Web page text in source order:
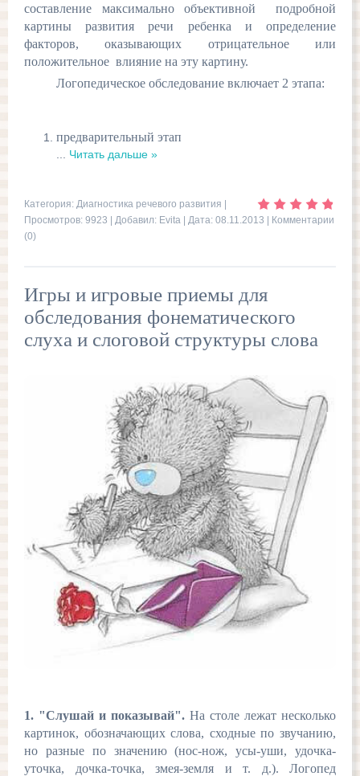
составление максимально объективной подробной
картины развития речи ребенка и определение
факторов, оказывающих отрицательное или
положительное влияние на эту картину.
Логопедическое обследование включает 2 этапа:
предварительный этап
Читать дальше »
Категория: Диагностика речевого развития |
Просмотров: 9923 | Добавил: Evita | Дата: 08.11.2013 | Комментарии
(0)
Игры и игровые приемы для
обследования фонематического
слуха и слоговой структуры слова
1. "Слушай и показывай". На столе лежат несколько
картинок, обозначающих слова, сходные по звучанию,
но разные по значению (нос-нож, усы-уши, удочка-
уточка, дочка-точка, змея-земля и т. д.). Логопед